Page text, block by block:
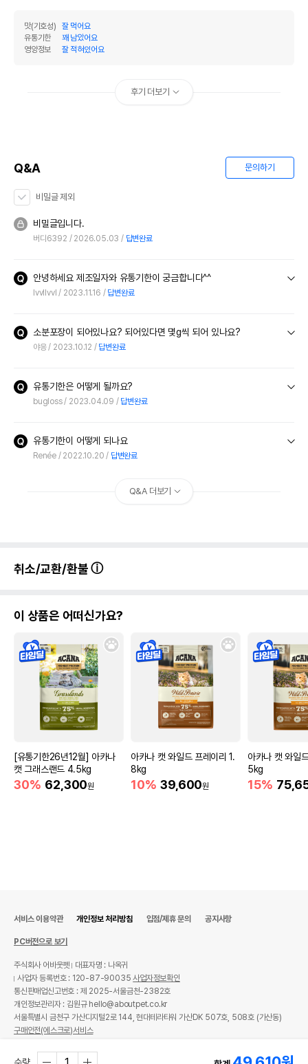
맛(기호성)
잘 먹어요
유통기한
꽤 남았어요
영양정보
잘 적혀있어요
후기 더보기
Q&A 문의하기
비밀글 제외
비밀글입니다.
버디6392 2026.05.03 답변완료
안녕하세요 제조일자와 유통기한이 궁금합니다^^
lvvllvvl 2023.11.16 답변완료
소분포장이 되어있나요? 되어있다면 몇g씩 되어 있나요?
야응 2023.10.12 답변완료
유통기한은 어떻게 될까요?
bugloss 2023.04.09 답변완료
유통기한이 어떻게 되나요
Renée 2022.10.20 답변완료
Q&A 더보기
취소/교환/환불
이 상품은 어떠신가요?
[유통기한26년12월] 아카나
캣 그래스랜드 4.5kg
30% 62,300원
아카나 캣 와일드 프레이리 1.
8kg
10% 39,600원
아카나 캣 와일
5kg
15%
서비스 이용약관 개인정보 처리방침 입점/제휴 문의 공지사항
PC버전으로 보기
주식회사 어바웃펫
대표자명 : 나옥귀
사업자 등록번호 : 120-87-90035사업자정보확인
통신판매업신고번호 : 제 2025-서울금천-2382호
개인정보관리자 : 김원규 hello@aboutpet.co.kr
서울특별시 금천구 가산디지털2로 144, 현대테라타워 가산DK 507호, 508호 (가산동)
구매안전(에스크로)서비스